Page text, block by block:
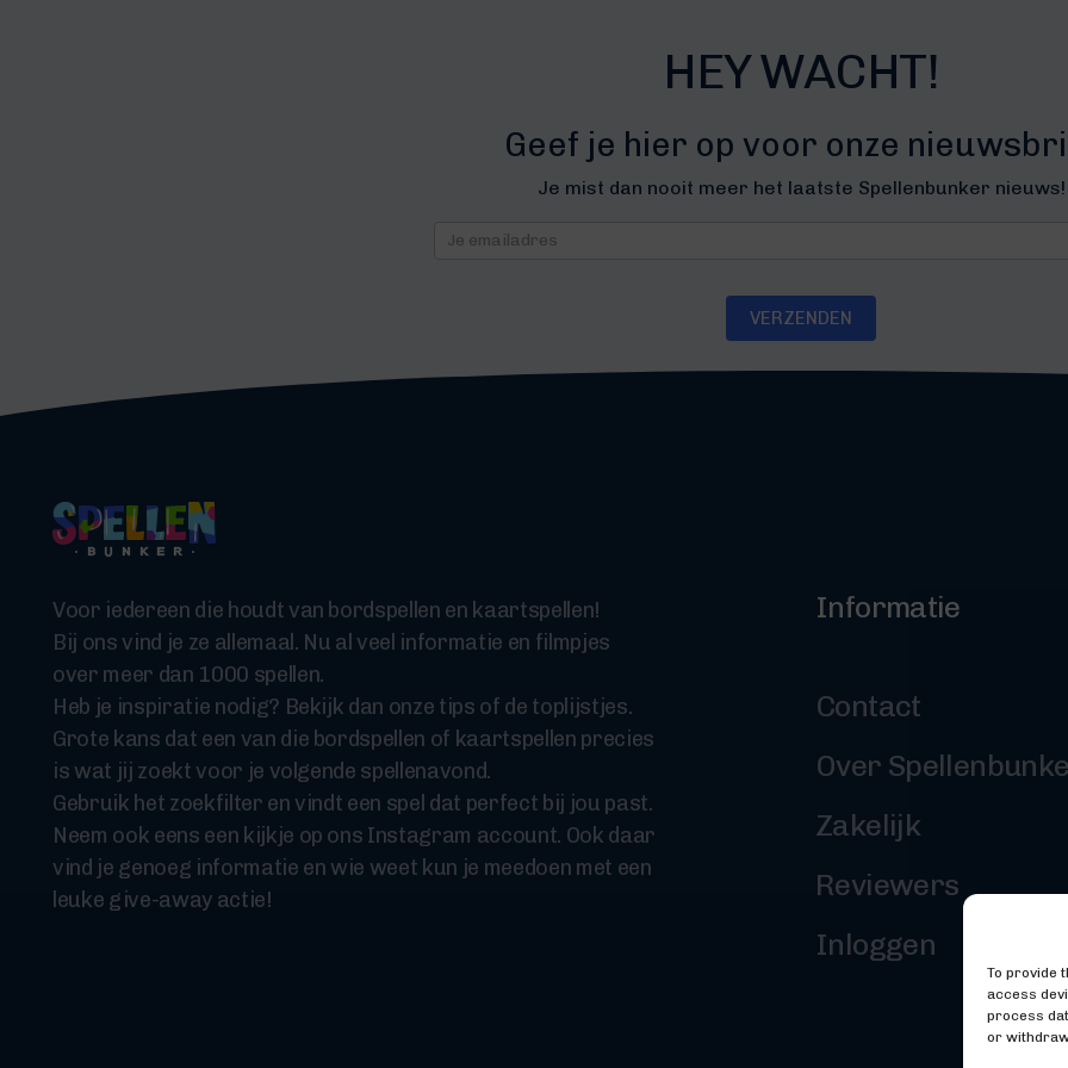
To provide
access
process
or
HEY WACHT!
Geef je hier op voor onze
Je mist dan nooit meer het laatste Spellenbunker nieuws!
Nieuwsbrief
VERZENDEN
Voor iedereen die houdt van bordspellen en kaartspellen!
Bij ons vind je ze allemaal. Nu al veel informatie en filmpjes
over meer dan 1000 spellen.
Heb je inspiratie nodig? Bekijk dan onze tips of de toplijstjes.
Grote kans dat een van die bordspellen of kaartspellen precies
is wat jij zoekt voor je volgende spellenavond.
Gebruik het zoekfilter en vindt een spel dat perfect bij jou past.
Neem ook eens een kijkje op ons Instagram account. Ook daar
vind je genoeg informatie en wie weet kun je meedoen met een
leuke give-away actie!
Informatie
Contact
Over
Zakelijk
Reviewers
Inloggen